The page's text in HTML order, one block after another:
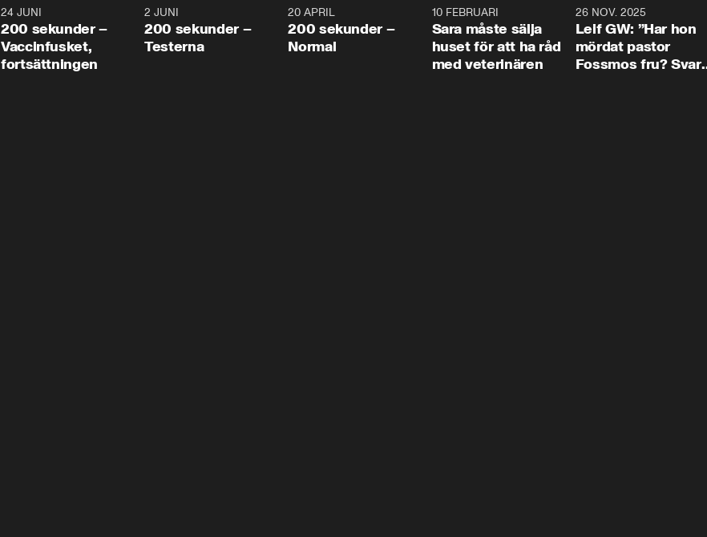
5:00
24 JUNI
200 sekunder –
Vaccinfusket,
fortsättningen
4:23
2 JUNI
200 sekunder –
Testerna
20 APRIL
200 sekunder –
Normal
10 FEBRUARI
Sara måste sälja
huset för att ha råd
med veterinären
26 NOV. 2025
Leif GW: ”Har hon
mördat pastor
Fossmos fru? Svar